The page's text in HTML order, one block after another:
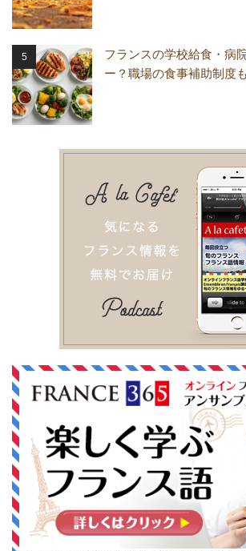
フランスの学校給食・病
ー？職場の食事補助制度